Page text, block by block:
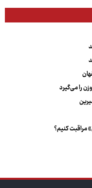
مراقبت کنیم؟